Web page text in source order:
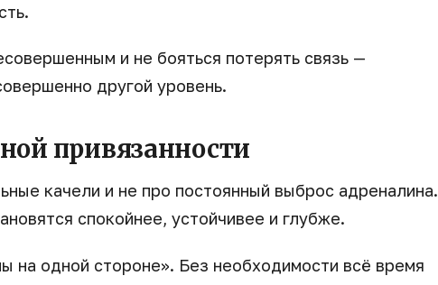
и не бояться потерять связь —
другой уровень.
привязанности
качели и не про постоянный выброс адреналина.
спокойнее, устойчивее и глубже.
на одной стороне». Без необходимости всё время